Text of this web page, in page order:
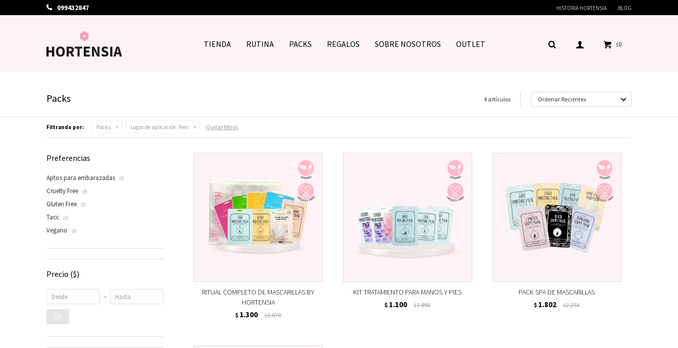
TIENDA RUTINA PACKS REGALOS SOBRE NOSOTROS OUTLET $0
099432847 HISTORIA HORTENSIA BLOG
Packs 4 artículos Recientes
Filtrando por: Packs Lugar de aplicación: Pies Quitar filtros
RITUAL COMPLETO DE MASCARILLAS BY
HORTENSIA
$ 1.300 $2.070
KIT TRATAMIENTO PARA MANOS Y PIES
$ 1.100 $1.850
PACK SPA DE MASCARILLAS
$ 1.802 $2.253
Preferencias
Aptos para embarazadas (3)
Cruelty Free (3)
Gluten Free (1)
Tacc (1)
Vegano (1)
Precio ($)
OK